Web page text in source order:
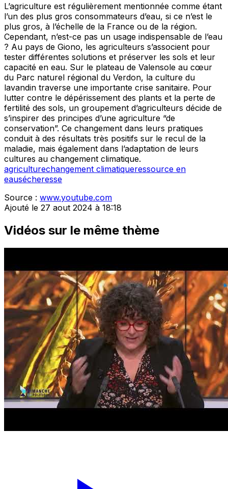
L’agriculture est régulièrement mentionnée comme étant
l’un des plus gros consommateurs d’eau, si ce n’est le
plus gros, à l’échelle de la France ou de la région.
Cependant, n’est-ce pas un usage indispensable de l’eau
? Au pays de Giono, les agriculteurs s’associent pour
tester différentes solutions et préserver les sols et leur
capacité en eau. Sur le plateau de Valensole au cœur
du Parc naturel régional du Verdon, la culture du
lavandin traverse une importante crise sanitaire. Pour
lutter contre le dépérissement des plants et la perte de
fertilité des sols, un groupement d’agriculteurs décide de
s’inspirer des principes d’une agriculture “de
conservation”. Ce changement dans leurs pratiques
conduit à des résultats très positifs sur le recul de la
maladie, mais également dans l’adaptation de leurs
cultures au changement climatique.
agriculturechangement climatiqueressource en
eausécheresse
Source : www.youtube.com
Ajouté le 27 aout 2024 à 18:18
Vidéos sur le même thème